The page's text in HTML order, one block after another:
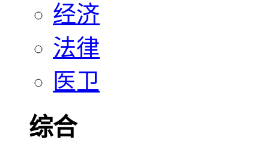
经济
法律
医卫
综合